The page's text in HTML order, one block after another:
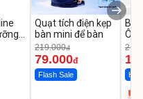
7
Quạt tích điện kẹp
bàn mini để bàn
219.000đ
79.000đ
Flash Sale
Ô
Hot